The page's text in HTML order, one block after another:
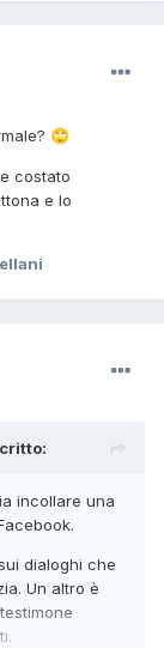
🙄
costato
e lo
incollare una
dialoghi che
Un altro è